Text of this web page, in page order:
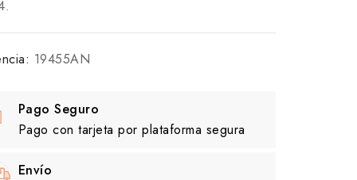
19455AN
Pago Seguro
Pago con tarjeta por plataforma segura
Envío